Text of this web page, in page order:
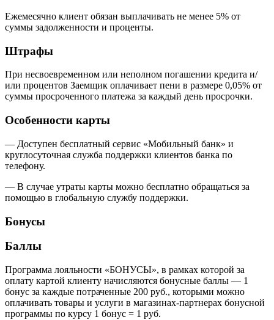
Ежемесячно клиент обязан выплачивать не менее 5% от
суммы задолженности и проценты.
Штрафы
При несвоевременном или неполном погашении кредита и/
или процентов Заемщик оплачивает пени в размере 0,05% от
суммы просроченного платежа за каждый день просрочки.
Особенности карты
— Доступен бесплатный сервис «Мобильный банк» и
круглосуточная служба поддержки клиентов банка по
телефону.
— В случае утраты карты можно бесплатно обращаться за
помощью в глобальную службу поддержки.
Бонусы
Баллы
Программа лояльности «БОНУСЫ», в рамках которой за
оплату картой клиенту начисляются бонусные баллы — 1
бонус за каждые потраченные 200 руб., которыми можно
оплачивать товары и услуги в магазинах-партнерах бонусной
программы по курсу 1 бонус = 1 руб.